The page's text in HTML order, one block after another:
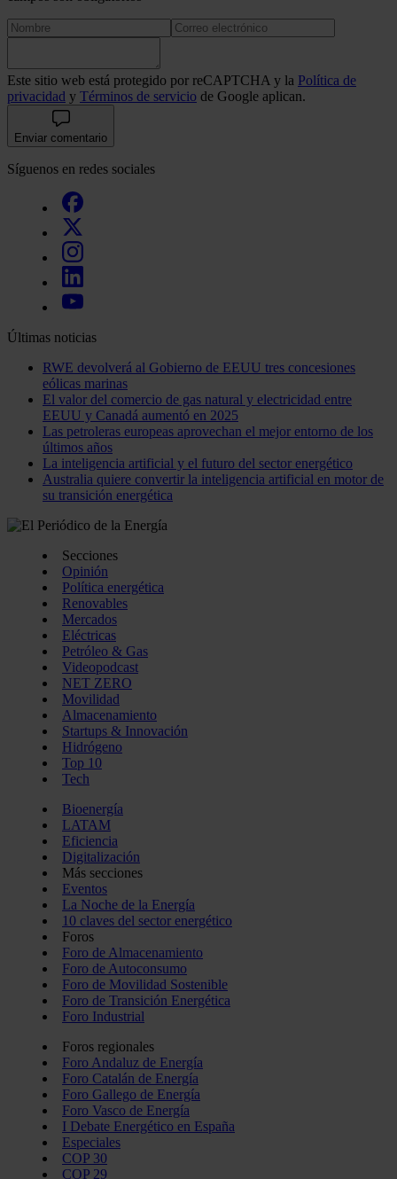
Este sitio web está protegido por reCAPTCHA y la Política de
privacidad y Términos de servicio de Google aplican.
Enviar comentario
Síguenos en redes sociales
Últimas noticias
RWE devolverá al Gobierno de EEUU tres concesiones
eólicas marinas
El valor del comercio de gas natural y electricidad entre
EEUU y Canadá aumentó en 2025
Las petroleras europeas aprovechan el mejor entorno de los
últimos años
La inteligencia artificial y el futuro del sector energético
Australia quiere convertir la inteligencia artificial en motor de
su transición energética
Secciones
Opinión
Política energética
Renovables
Mercados
Eléctricas
Petróleo & Gas
Videopodcast
NET ZERO
Movilidad
Almacenamiento
Startups & Innovación
Hidrógeno
Top 10
Tech
Bioenergía
LATAM
Eficiencia
Digitalización
Más secciones
Eventos
La Noche de la Energía
10 claves del sector energético
Foros
Foro de Almacenamiento
Foro de Autoconsumo
Foro de Movilidad Sostenible
Foro de Transición Energética
Foro Industrial
Foros regionales
Foro Andaluz de Energía
Foro Catalán de Energía
Foro Gallego de Energía
Foro Vasco de Energía
I Debate Energético en España
Especiales
COP 30
COP 29